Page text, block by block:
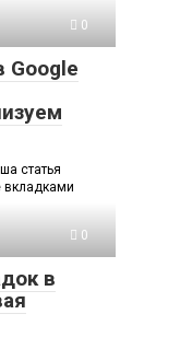
0
Google
статья
вкладками
0
в